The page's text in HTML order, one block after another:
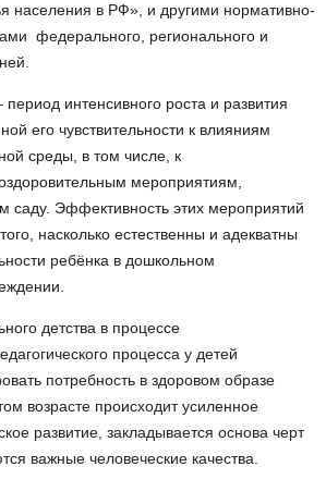
населения в РФ», и другими нормативно-
федерального, регионального и
интенсивного роста и развития
его чувствительности к влияниям
среды, в том числе, к
мероприятиям,
саду. Эффективность этих мероприятий
насколько естественны и адекватны
ребёнка в дошкольном
детства в процессе
процесса у детей
потребность в здоровом образе
возрасте происходит усиленное
развитие, закладывается основа черт
важные человеческие качества.